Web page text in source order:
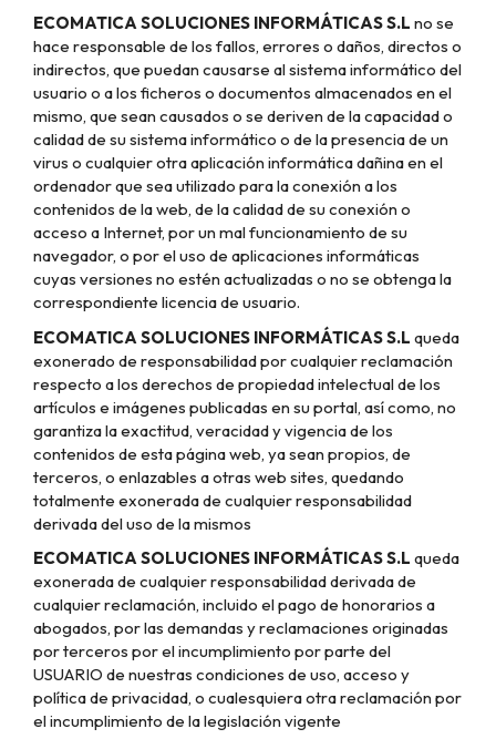
ECOMATICA SOLUCIONES INFORMÁTICAS S.L no se
hace responsable de los fallos, errores o daños, directos o
indirectos, que puedan causarse al sistema informático del
usuario o a los ficheros o documentos almacenados en el
mismo, que sean causados o se deriven de la capacidad o
calidad de su sistema informático o de la presencia de un
virus o cualquier otra aplicación informática dañina en el
ordenador que sea utilizado para la conexión a los
contenidos de la web, de la calidad de su conexión o
acceso a Internet, por un mal funcionamiento de su
navegador, o por el uso de aplicaciones informáticas
cuyas versiones no estén actualizadas o no se obtenga la
correspondiente licencia de usuario.
ECOMATICA SOLUCIONES INFORMÁTICAS S.L queda
exonerado de responsabilidad por cualquier reclamación
respecto a los derechos de propiedad intelectual de los
artículos e imágenes publicadas en su portal, así como, no
garantiza la exactitud, veracidad y vigencia de los
contenidos de esta página web, ya sean propios, de
terceros, o enlazables a otras web sites, quedando
totalmente exonerada de cualquier responsabilidad
derivada del uso de la mismos
ECOMATICA SOLUCIONES INFORMÁTICAS S.L queda
exonerada de cualquier responsabilidad derivada de
cualquier reclamación, incluido el pago de honorarios a
abogados, por las demandas y reclamaciones originadas
por terceros por el incumplimiento por parte del
USUARIO de nuestras condiciones de uso, acceso y
política de privacidad, o cualesquiera otra reclamación por
el incumplimiento de la legislación vigente